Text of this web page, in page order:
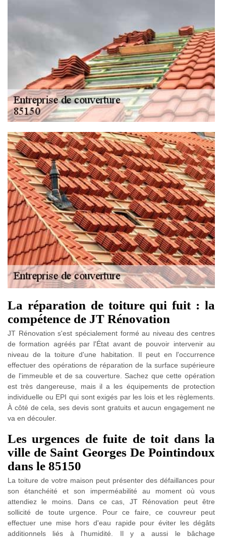
La réparation de toiture qui fuit : la
compétence de JT Rénovation
JT Rénovation s'est spécialement formé au niveau des centres
de formation agréés par l'État avant de pouvoir intervenir au
niveau de la toiture d'une habitation. Il peut en l'occurrence
effectuer des opérations de réparation de la surface supérieure
de l'immeuble et de sa couverture. Sachez que cette opération
est très dangereuse, mais il a les équipements de protection
individuelle ou EPI qui sont exigés par les lois et les règlements.
À côté de cela, ses devis sont gratuits et aucun engagement ne
va en découler.
Les urgences de fuite de toit dans la
ville de Saint Georges De Pointindoux
dans le 85150
La toiture de votre maison peut présenter des défaillances pour
son étanchéité et son imperméabilité au moment où vous
attendiez le moins. Dans ce cas, JT Rénovation peut être
sollicité de toute urgence. Pour ce faire, ce couvreur peut
effectuer une mise hors d'eau rapide pour éviter les dégâts
additionnels liés à l'humidité. Il y a aussi le bâchage